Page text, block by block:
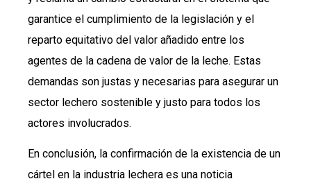
garantice el cumplimiento de la legislación y el
reparto equitativo del valor añadido entre los
agentes de la cadena de valor de la leche. Estas
demandas son justas y necesarias para asegurar un
sector lechero sostenible y justo para todos los
actores involucrados.
En conclusión, la confirmación de la existencia de un
cártel en la industria lechera es una noticia